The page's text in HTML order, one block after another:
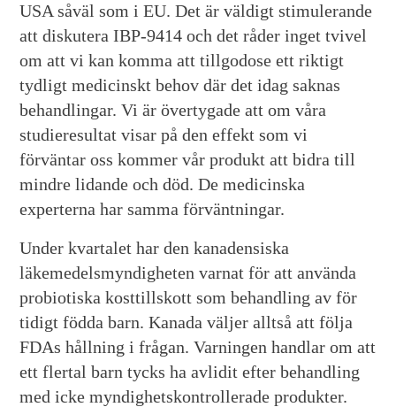
USA såväl som i EU. Det är väldigt stimulerande
att diskutera IBP-9414 och det råder inget tvivel
om att vi kan komma att tillgodose ett riktigt
tydligt medicinskt behov där det idag saknas
behandlingar. Vi är övertygade att om våra
studieresultat visar på den effekt som vi
förväntar oss kommer vår produkt att bidra till
mindre lidande och död. De medicinska
experterna har samma förväntningar.
Under kvartalet har den kanadensiska
läkemedelsmyndigheten varnat för att använda
probiotiska kosttillskott som behandling av för
tidigt födda barn. Kanada väljer alltså att följa
FDAs hållning i frågan. Varningen handlar om att
ett flertal barn tycks ha avlidit efter behandling
med icke myndighetskontrollerade produkter.